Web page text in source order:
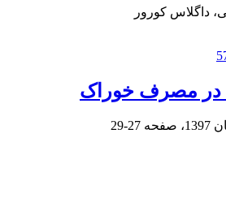
داگلاس کورور
در مصرف خوراک
27-29